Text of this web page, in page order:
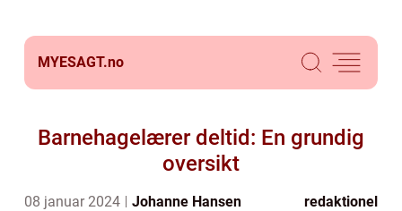
MYESAGT.no
Barnehagelærer deltid: En grundig
oversikt
08 januar 2024 Johanne Hansen redaktionel